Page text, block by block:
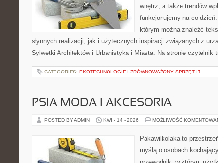
wnętrz, a także trendów
funkcjonujemy na co
którym można znaleźć
słynnych realizacji, jak i użytecznych inspiracji związanych z
Sylwetki Architektów i Urbanistyka i Miasta. Na stronie czytelnik
CATEGORIES: EKOTECHNOLOGIE I ZRÓWNOWAŻONY SPRZĘT IT
PSIA MODA I AKCESORIA
POSTED BY ADMIN KWI - 14 - 2026 MOŻLIWOŚĆ
Pakawilkolaka to
myślą o osobach